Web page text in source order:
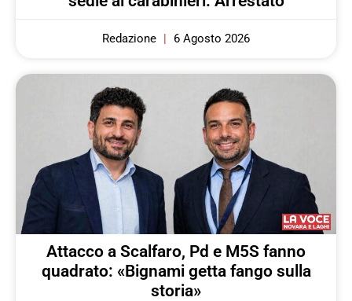
Redazione 6 Agosto 2026
Attacco a Scalfaro, Pd e M5S fanno
quadrato: «Bignami getta fango sulla
storia»